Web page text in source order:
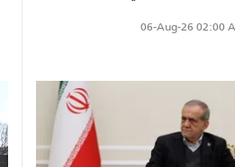
06-Aug-26 02:00